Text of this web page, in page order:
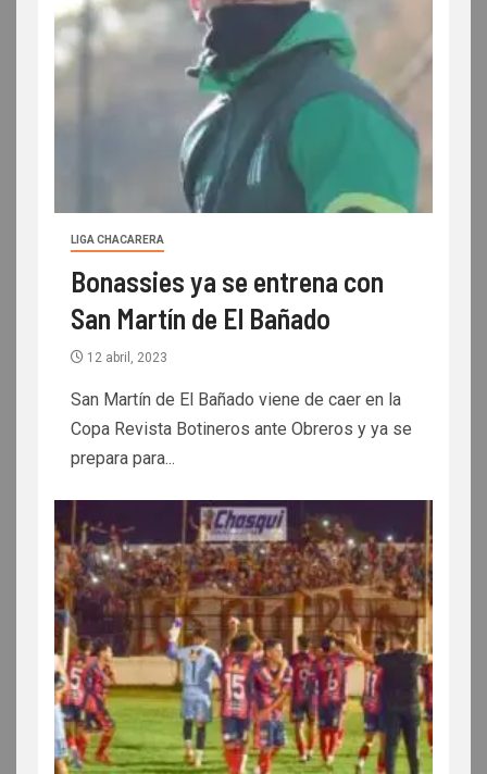
LIGA CHACARERA
Bonassies ya se entrena con
San Martín de El Bañado
12 abril, 2023
San Martín de El Bañado viene de caer en la
Copa Revista Botineros ante Obreros y ya se
prepara para...